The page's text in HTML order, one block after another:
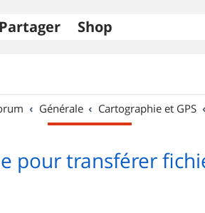
Partager Shop
Générale Cartographie et GPS
pour transférer